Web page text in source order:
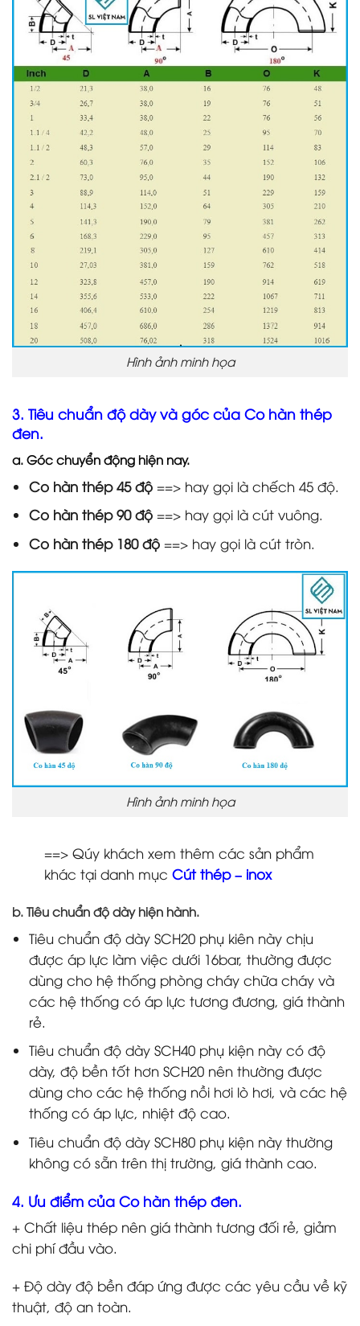
Hình ảnh minh họa
3. Tiêu chuẩn độ dày và góc của Co hàn thép
đen.
a. Góc chuyển động hiện nay.
Co hàn thép 45 độ==> hay gọi là chếch 45 độ.
Co hàn thép 90 độ==> hay gọi là cút vuông.
Co hàn thép 180 độ==> hay gọi là cút tròn.
Hình ảnh minh họa
==> Qúy khách xem thêm các sản phẩm
khác tại danh mục Cút thép – inox
b. Tiêu chuẩn độ dày hiện hành.
Tiêu chuẩn độ dày SCH20 phụ kiên này chịu
được áp lực làm việc dưới 16bar, thường được
dùng cho hệ thống phòng cháy chữa cháy và
các hệ thống có áp lực tương đương, giá thành
rẻ.
Tiêu chuẩn độ dày SCH40 phụ kiện này có độ
dày, độ bền tốt hơn SCH20 nên thường được
dùng cho các hệ thống nồi hơi lò hơi, và các hệ
thống có áp lực, nhiệt độ cao.
Tiêu chuẩn độ dày SCH80 phụ kiện này thường
không có sẵn trên thị trường, giá thành cao.
4. Ưu điểm của Co hàn thép đen.
+ Chất liệu thép nên giá thành tương đối rẻ, giảm
chi phí đầu vào.
+ Độ dày độ bền đáp ứng được các yêu cầu về kỹ
thuật, độ an toàn.